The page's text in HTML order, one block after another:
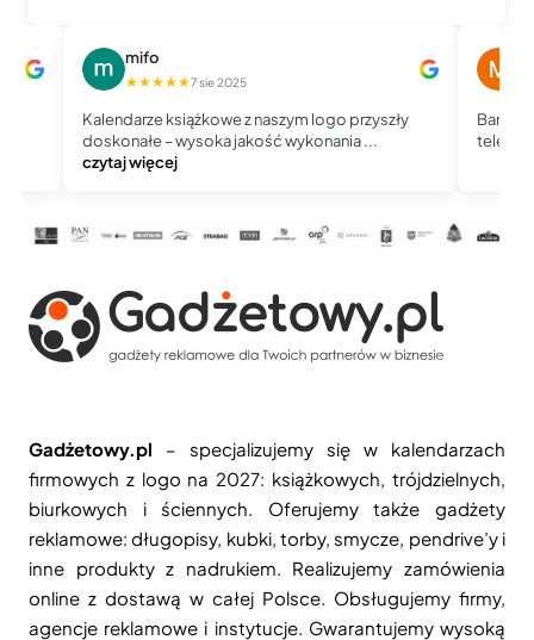
mifo
★★★★★7 sie 2025
Kalendarze książkowe z naszym logo przyszły
doskonałe – wysoka jakość wykonania ...
czytaj więcej
Bardzo
Gadżetowy.pl – specjalizujemy się w kalendarzach
firmowych z logo na 2027: książkowych, trójdzielnych,
biurkowych i ściennych. Oferujemy także gadżety
reklamowe: długopisy, kubki, torby, smycze, pendrive’y i
inne produkty z nadrukiem. Realizujemy zamówienia
online z dostawą w całej Polsce. Obsługujemy firmy,
agencje reklamowe i instytucje. Gwarantujemy wysoką